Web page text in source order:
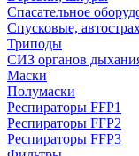
Спасательное
Спусковые,
Триподы
СИЗ органов
Маски
Полумаски
Респираторы FFP1
Респираторы FFP2
Респираторы FFP3